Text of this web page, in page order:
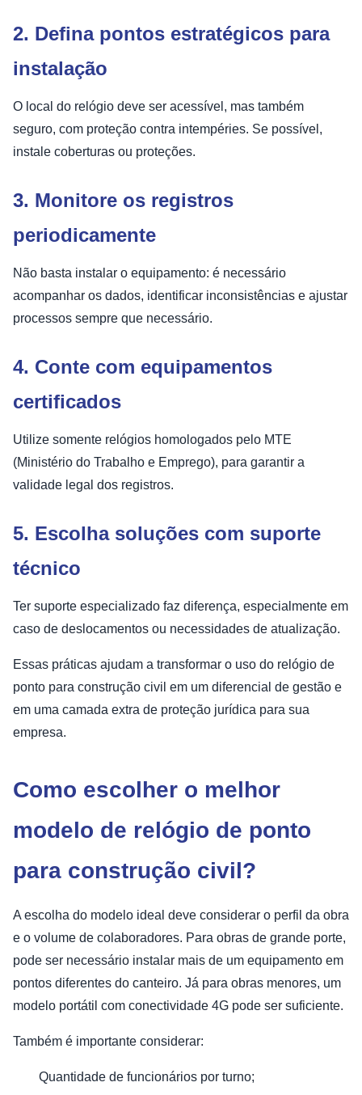
2. Defina pontos estratégicos para
instalação
O local do relógio deve ser acessível, mas também
seguro, com proteção contra intempéries. Se possível,
instale coberturas ou proteções.
3. Monitore os registros
periodicamente
Não basta instalar o equipamento: é necessário
acompanhar os dados, identificar inconsistências e ajustar
processos sempre que necessário.
4. Conte com equipamentos
certificados
Utilize somente relógios homologados pelo MTE
(Ministério do Trabalho e Emprego), para garantir a
validade legal dos registros.
5. Escolha soluções com suporte
técnico
Ter suporte especializado faz diferença, especialmente em
caso de deslocamentos ou necessidades de atualização.
Essas práticas ajudam a transformar o uso do relógio de
ponto para construção civil em um diferencial de gestão e
em uma camada extra de proteção jurídica para sua
empresa.
Como escolher o melhor
modelo de relógio de ponto
para construção civil?
A escolha do modelo ideal deve considerar o perfil da obra
e o volume de colaboradores. Para obras de grande porte,
pode ser necessário instalar mais de um equipamento em
pontos diferentes do canteiro. Já para obras menores, um
modelo portátil com conectividade 4G pode ser suficiente.
Também é importante considerar:
Quantidade de funcionários por turno;